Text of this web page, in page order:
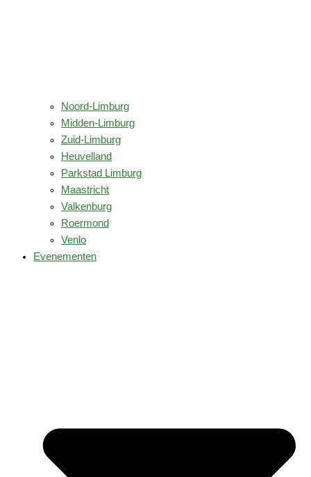
Noord-Limburg
Midden-Limburg
Zuid-Limburg
Heuvelland
Parkstad Limburg
Maastricht
Valkenburg
Roermond
Venlo
Evenementen